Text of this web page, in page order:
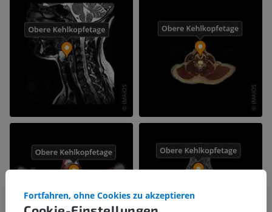
Fortfahren, ohne Cookies zu akzeptieren